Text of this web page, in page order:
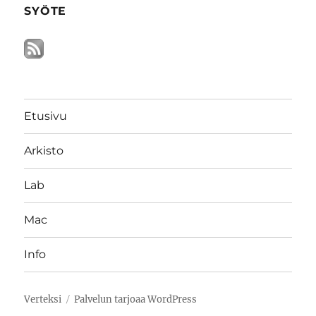
SYÖTE
Etusivu
Arkisto
Lab
Mac
Info
Verteksi Palvelun tarjoaa WordPress